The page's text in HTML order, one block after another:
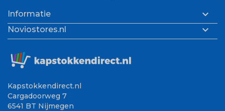
Informatie 
Noviostores.nl 
Kapstokkendirect.nl
Cargadoorweg 7
6541 BT Nijmegen